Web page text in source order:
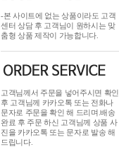
-본 사이트에 없는 상품이라도 고객
센터 상담 후 고객님이 원하시는 맞
춤형 상품 제작이 가능합니다.
고객님께서 주문을 넣어주시면 확인
후 고객님께 카카오톡 또는 전화나
문자로 주문을 확인 해 드리며.배송
완료 후 주문 하신 고객님께 상품 사
진을 카카오톡 또는 문자로 발송 해
드립니다.